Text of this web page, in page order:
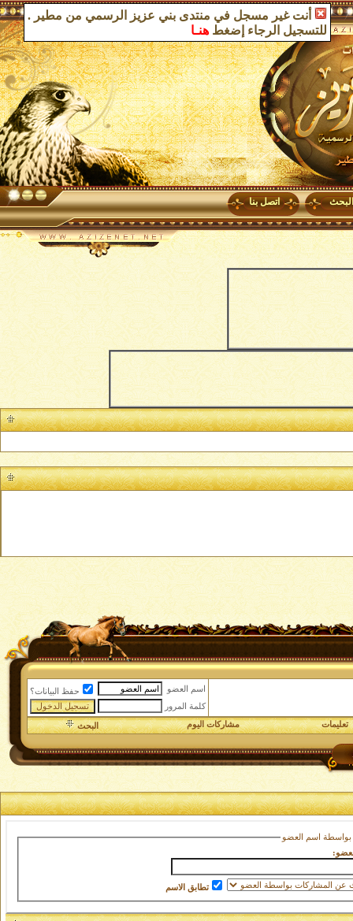
أنت غير مسجل في منتدى بني عزيز الرسمي من مطير .
للتسجيل الرجاء إضغط هنـا
اتصل بنا
اسم العضو
حفظ البيانات؟
كلمة المرور
تعليمات
مشاركات اليوم البحث
بواسطة اسم العضو
تطابق الاسم